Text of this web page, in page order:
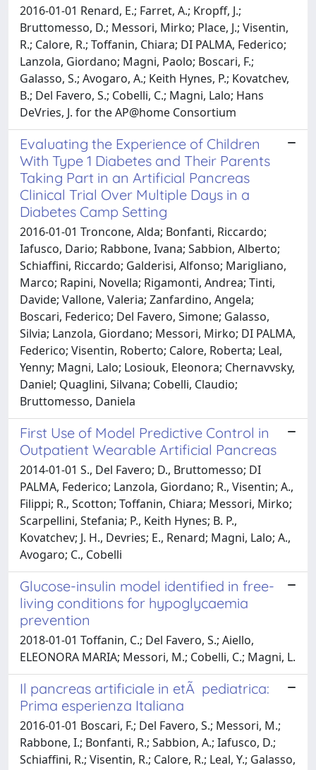
2016-01-01 Renard, E.; Farret, A.; Kropff, J.;
Bruttomesso, D.; Messori, Mirko; Place, J.; Visentin,
R.; Calore, R.; Toffanin, Chiara; DI PALMA, Federico;
Lanzola, Giordano; Magni, Paolo; Boscari, F.;
Galasso, S.; Avogaro, A.; Keith Hynes, P.; Kovatchev,
B.; Del Favero, S.; Cobelli, C.; Magni, Lalo; Hans
DeVries, J. for the AP@home Consortium
Evaluating the Experience of Children
With Type 1 Diabetes and Their Parents
Taking Part in an Artificial Pancreas
Clinical Trial Over Multiple Days in a
Diabetes Camp Setting
2016-01-01 Troncone, Alda; Bonfanti, Riccardo;
Iafusco, Dario; Rabbone, Ivana; Sabbion, Alberto;
Schiaffini, Riccardo; Galderisi, Alfonso; Marigliano,
Marco; Rapini, Novella; Rigamonti, Andrea; Tinti,
Davide; Vallone, Valeria; Zanfardino, Angela;
Boscari, Federico; Del Favero, Simone; Galasso,
Silvia; Lanzola, Giordano; Messori, Mirko; DI PALMA,
Federico; Visentin, Roberto; Calore, Roberta; Leal,
Yenny; Magni, Lalo; Losiouk, Eleonora; Chernavvsky,
Daniel; Quaglini, Silvana; Cobelli, Claudio;
Bruttomesso, Daniela
First Use of Model Predictive Control in
Outpatient Wearable Artificial Pancreas
2014-01-01 S., Del Favero; D., Bruttomesso; DI
PALMA, Federico; Lanzola, Giordano; R., Visentin; A.,
Filippi; R., Scotton; Toffanin, Chiara; Messori, Mirko;
Scarpellini, Stefania; P., Keith Hynes; B. P.,
Kovatchev; J. H., Devries; E., Renard; Magni, Lalo; A.,
Avogaro; C., Cobelli
Glucose-insulin model identified in free-
living conditions for hypoglycaemia
prevention
2018-01-01 Toffanin, C.; Del Favero, S.; Aiello,
ELEONORA MARIA; Messori, M.; Cobelli, C.; Magni, L.
Il pancreas artificiale in etÃ pediatrica:
Prima esperienza Italiana
2016-01-01 Boscari, F.; Del Favero, S.; Messori, M.;
Rabbone, I.; Bonfanti, R.; Sabbion, A.; Iafusco, D.;
Schiaffini, R.; Visentin, R.; Calore, R.; Leal, Y.; Galasso,